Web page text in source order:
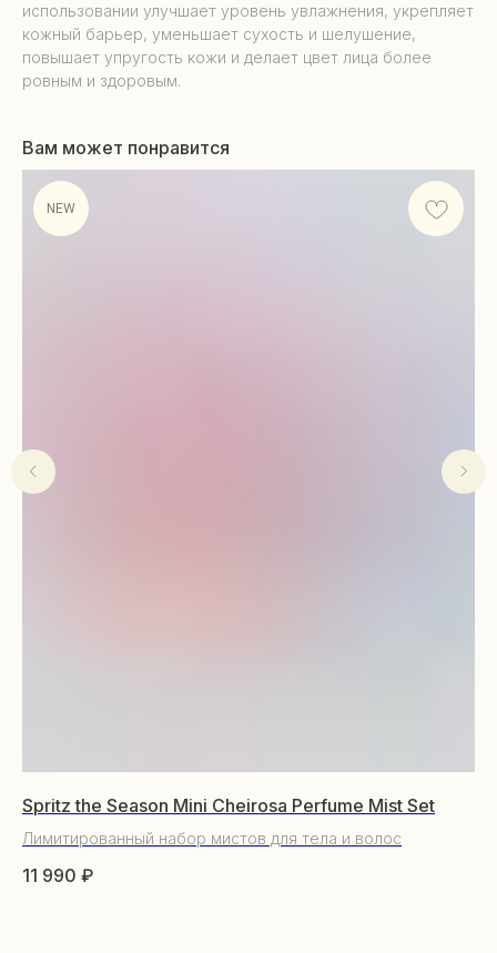
использовании улучшает уровень увлажнения, укрепляет
кожный барьер, уменьшает сухость и шелушение,
повышает упругость кожи и делает цвет лица более
ровным и здоровым.
Вам может понравится
NEW
Spritz the Season Mini Cheirosa Perfume Mist Set
Лимитированный набор мистов для тела и волос
11 990 ₽
Сертификаты
Декоративная косметика
Уходовая косметика